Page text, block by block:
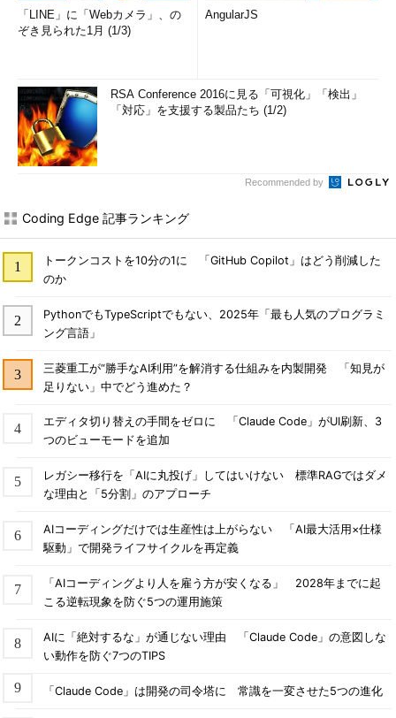
「LINE」に「Webカメラ」、の
ぞき見られた1月 (1/3)
AngularJS
RSA Conference 2016に見る「可視化」「検出」
「対応」を支援する製品たち (1/2)
Recommended by
Coding Edge 記事ランキング
トークンコストを10分の1に 「GitHub Copilot」はどう削減した
のか
PythonでもTypeScriptでもない、2025年「最も人気のプログラミ
ング言語」
三菱重工が“勝手なAI利用”を解消する仕組みを内製開発 「知見が
足りない」中でどう進めた？
エディタ切り替えの手間をゼロに 「Claude Code」がUI刷新、3
つのビューモードを追加
レガシー移行を「AIに丸投げ」してはいけない 標準RAGではダメ
な理由と「5分割」のアプローチ
AIコーディングだけでは生産性は上がらない 「AI最大活用×仕様
駆動」で開発ライフサイクルを再定義
「AIコーディングより人を雇う方が安くなる」 2028年までに起
こる逆転現象を防ぐ5つの運用施策
AIに「絶対するな」が通じない理由 「Claude Code」の意図しな
い動作を防ぐ7つのTIPS
「Claude Code」は開発の司令塔に 常識を一変させた5つの進化